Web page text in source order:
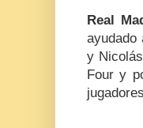
Real
ayudado
y
Four y